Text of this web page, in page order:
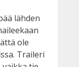
lähden
ole
Traileri